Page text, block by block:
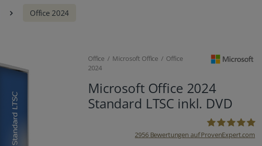
Office 2024
Office / Microsoft Office / Office
2024
Microsoft Office 2024
Standard LTSC inkl. DVD
2956Bewertungen auf ProvenExpert.com